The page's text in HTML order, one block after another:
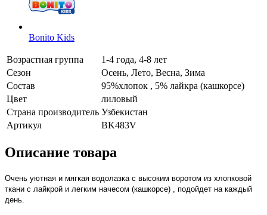
Bonito Kids
Возрастная группа
1-4 года, 4-8 лет
Сезон
Осень, Лето, Весна, Зима
Состав
95%хлопок , 5% лайкра (кашкорсе)
Цвет
лиловый
Страна производитель Узбекистан
Артикул
BK483V
Описание товара
Очень уютная и мягкая водолазка с высоким воротом из хлопковой
ткани с лайкрой и легким начесом (кашкорсе) , подойдет на каждый
день.